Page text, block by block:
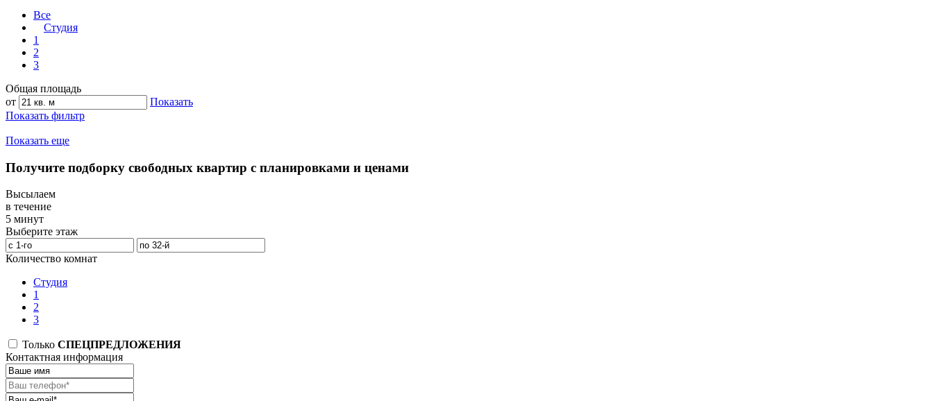
Все
Студия
1
2
3
Общая площадь
от
Показать
Показать фильтр
Показать еще
Получите подборку свободных квартир с планировками и ценами
Высылаем
в течение
5 минут
Выберите этаж
Количество комнат
Студия
1
2
3
Только СПЕЦПРЕДЛОЖЕНИЯ
Контактная информация